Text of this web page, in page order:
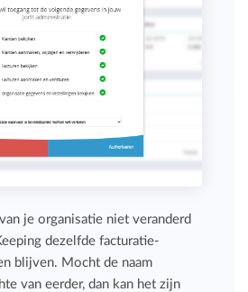
je organisatie niet veranderd
dezelfde facturatie-
blijven. Mocht de naam
van eerder, dan kan het zijn